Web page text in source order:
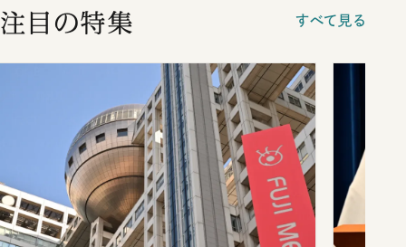
注目の特集 すべて見る